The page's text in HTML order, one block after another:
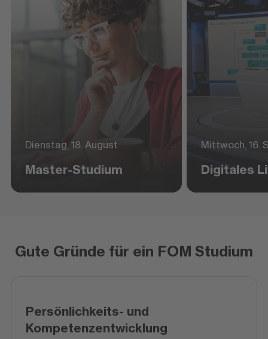
Dienstag, 18. August
Master-Studium
Mittwoch, 16.
Digitales
Gute Gründe für ein FOM Studium
Persönlichkeits- und
Kompetenzentwicklung